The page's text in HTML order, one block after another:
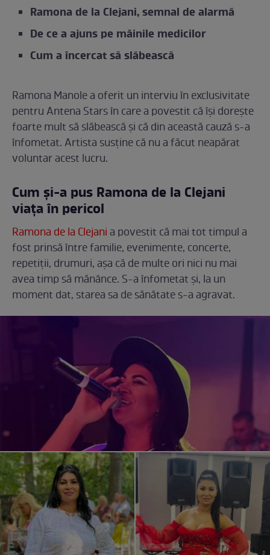
Ramona de la Clejani, semnal de alarmă
De ce a ajuns pe mâinile medicilor
Cum a încercat să slăbească
Ramona Manole a oferit un interviu în exclusivitate
pentru Antena Stars în care a povestit că își dorește
foarte mult să slăbească și că din această cauză s-a
înfometat. Artista susține că nu a făcut neapărat
voluntar acest lucru.
Cum și-a pus Ramona de la Clejani
viața în pericol
Ramona de la Clejania povestit că mai tot timpul a
fost prinsă între familie, evenimente, concerte,
repetiții, drumuri, așa că de multe ori nici nu mai
avea timp să mănânce. S-a înfometat și, la un
moment dat, starea sa de sănătate s-a agravat.